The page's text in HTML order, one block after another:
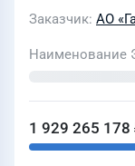
Заказчик АО
Наименование
1 929 265 178